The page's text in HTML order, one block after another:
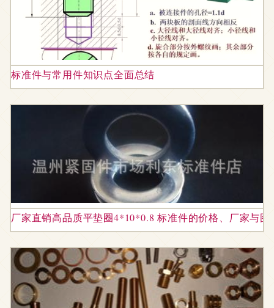
标准件与常用件知识点全面总结
厂家直销高品质平垫圈4*10*0.8 标准件的价格、厂家与图